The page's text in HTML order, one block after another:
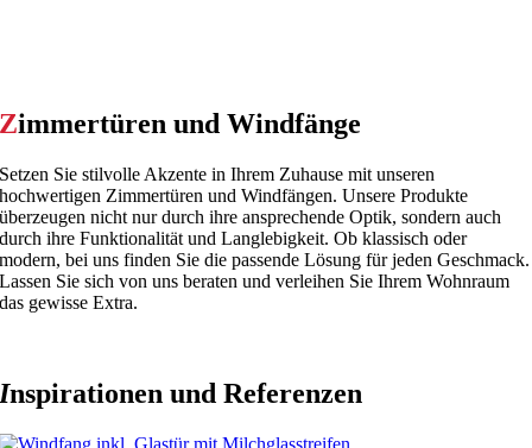
Zimmertüren und Windfänge
Setzen Sie stilvolle Akzente in Ihrem Zuhause mit unseren
hochwertigen Zimmertüren und Windfängen. Unsere Produkte
überzeugen nicht nur durch ihre ansprechende Optik, sondern auch
durch ihre Funktionalität und Langlebigkeit. Ob klassisch oder
modern, bei uns finden Sie die passende Lösung für jeden Geschmack.
Lassen Sie sich von uns beraten und verleihen Sie Ihrem Wohnraum
das gewisse Extra.
Inspirationen und Referenzen